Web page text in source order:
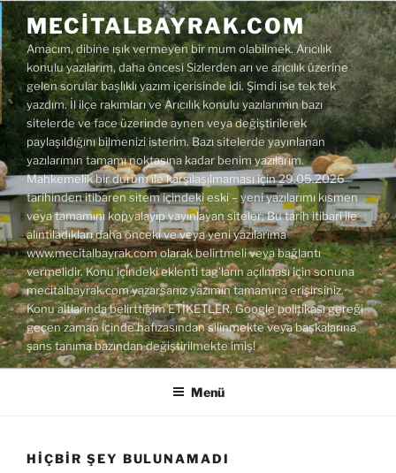
İçeriğe
geç MECITALBAYRAK.COM
Amacım, dibine ışık vermeyen bir mum olabilmek. Arıcılık
konulu yazılarım, daha öncesi Sizlerden arı ve arıcılık üzerine
gelen sorular başlıklı yazım içerisinde idi. Şimdi ise tek tek
yazdım. İl ilçe rakımları ve Arıcılık konulu yazılarımın bazı
sitelerde ve face üzerinde aynen veya değiştirilerek
paylaşıldığını bilmenizi isterim. Bazı sitelerde yayınlanan
yazılarımın tamamı noktasına kadar benim yazılarım.
Mahkemelik bir durum ile karşılaşılmaması için 29.05.2026
tarihinden itibaren sitem içindeki eski – yeni yazılarımı kısmen
veya tamamını kopyalayıp yayınlayan siteler; Bu tarih itibari ile
alıntıladıkları daha önceki ve veya yeni yazılarıma
www.mecitalbayrak.com olarak belirtmeli veya bağlantı
vermelidir. Konu içindeki eklenti tag'ların açılması için sonuna
mecitalbayrak.com yazarsanız yazımın tamamına erişirsiniz.
Konu altlarında belirttiğim ETİKETLER, Google politikası gereği
geçen zaman içinde hafızasından silinmekte veya başkalarına
şans tanıma bazından değiştirilmekte imiş!
Menü
HIÇBIR ŞEY BULUNAMADI